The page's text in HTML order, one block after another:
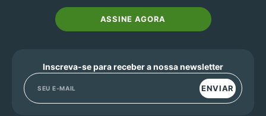
ASSINE AGORA
Inscreva-se para receber a nossa newsletter
ENVIAR